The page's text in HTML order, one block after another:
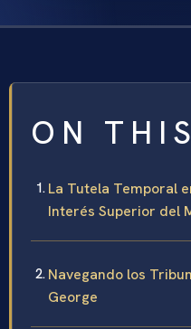
ON
La Tutela Temporal
Interés Superior del
Navegando los
George